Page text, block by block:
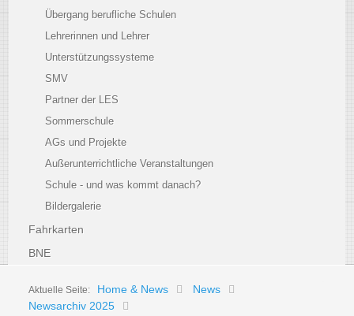
Übergang berufliche Schulen
Lehrerinnen und Lehrer
Unterstützungssysteme
SMV
Partner der LES
Sommerschule
AGs und Projekte
Außerunterrichtliche Veranstaltungen
Schule - und was kommt danach?
Bildergalerie
Fahrkarten
BNE
Aktuelle Seite: Home & News
News
Newsarchiv 2025